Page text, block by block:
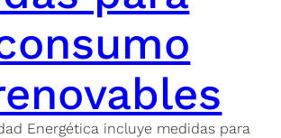
Energética incluye medidas para